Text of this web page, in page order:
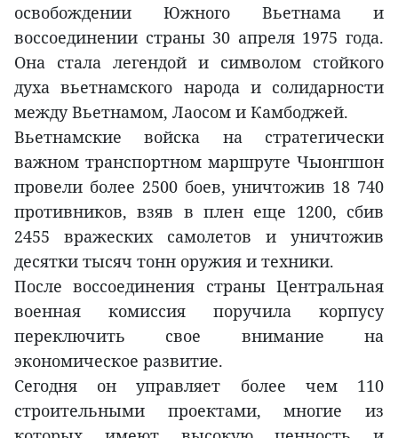
освобождении Южного Вьетнама и
воссоединении страны 30 апреля 1975 года.
Она стала легендой и символом стойкого
духа вьетнамского народа и солидарности
между Вьетнамом, Лаосом и Камбоджей.
Вьетнамские войска на стратегически
важном транспортном маршруте Чыонгшон
провели более 2500 боев, уничтожив 18 740
противников, взяв в плен еще 1200, сбив
2455 вражеских самолетов и уничтожив
десятки тысяч тонн оружия и техники.
После воссоединения страны Центральная
военная комиссия поручила корпусу
переключить свое внимание на
экономическое развитие.
Сегодня он управляет более чем 110
строительными проектами, многие из